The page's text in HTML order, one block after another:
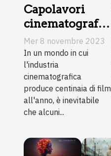
Capolavori
cinematografici
sottovalutati da
non perdere
Mer 8 novembre 2023
In un mondo in cui
l'industria
cinematografica
produce centinaia di film
all'anno, è inevitabile
che alcuni...